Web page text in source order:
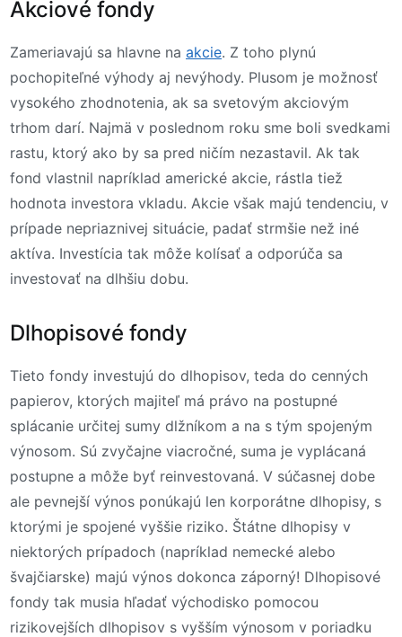
Akciové fondy
Zameriavajú sa hlavne na akcie. Z toho plynú
pochopiteľné výhody aj nevýhody. Plusom je možnosť
vysokého zhodnotenia, ak sa svetovým akciovým
trhom darí. Najmä v poslednom roku sme boli svedkami
rastu, ktorý ako by sa pred ničím nezastavil. Ak tak
fond vlastnil napríklad americké akcie, rástla tiež
hodnota investora vkladu. Akcie však majú tendenciu, v
prípade nepriaznivej situácie, padať strmšie než iné
aktíva. Investícia tak môže kolísať a odporúča sa
investovať na dlhšiu dobu.
Dlhopisové fondy
Tieto fondy investujú do dlhopisov, teda do cenných
papierov, ktorých majiteľ má právo na postupné
splácanie určitej sumy dlžníkom a na s tým spojeným
výnosom. Sú zvyčajne viacročné, suma je vyplácaná
postupne a môže byť reinvestovaná. V súčasnej dobe
ale pevnejší výnos ponúkajú len korporátne dlhopisy, s
ktorými je spojené vyššie riziko. Štátne dlhopisy v
niektorých prípadoch (napríklad nemecké alebo
švajčiarske) majú výnos dokonca záporný! Dlhopisové
fondy tak musia hľadať východisko pomocou
rizikovejších dlhopisov s vyšším výnosom v poriadku